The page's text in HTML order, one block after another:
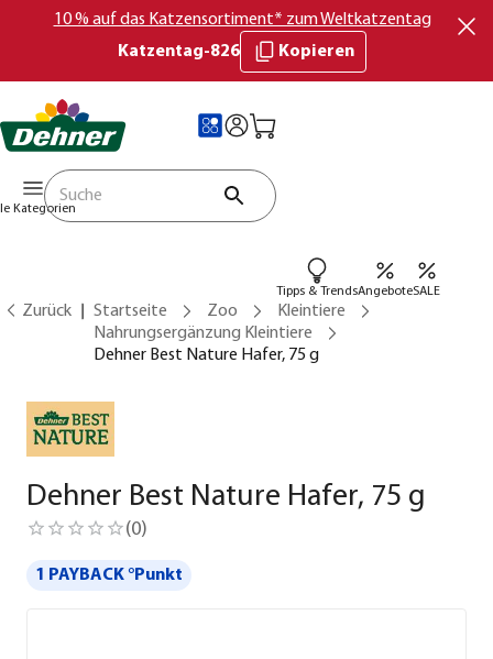
10 % auf das Katzensortiment* zum Weltkatzentag
Katzentag-826
Kopieren
Kategorien
Tipps & TrendsAngeboteSALE
Zurück Startseite Zoo
Kleintiere
Nahrungsergänzung Kleintiere
Dehner Best Nature Hafer, 75 g
Dehner Best Nature Hafer, 75 g
(0)
1 PAYBACK °Punkt